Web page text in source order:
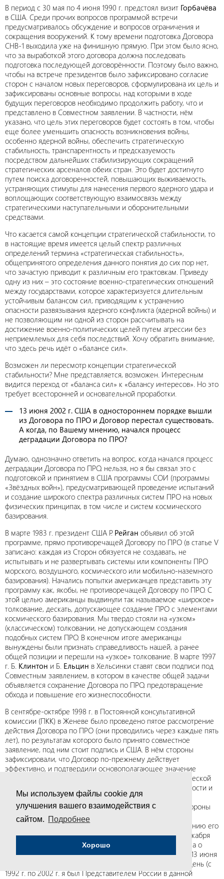
Мы используем файлы cookie для
улучшения вашего взаимодействия с
сайтом. Подробнее
Хорошо
В период с 30 мая по 4 июня 1990 г. предстоял визит Горбачёва
в США. Среди прочих вопросов программой встречи
предусматривалось обсуждение и вопросов ограничения и
сокращения вооружений. К тому времени подготовка Договора
СНВ-1 выходила уже на финишную прямую. При этом было ясно,
что за выработкой этого договора должна последовать
подготовка последующей договорённости. Поэтому было важно,
чтобы на встрече президентов было зафиксировано согласие
сторон с началом новых переговоров, сформулирована их цель и
зафиксированы основные вопросы, над которыми в ходе
будущих переговоров необходимо продолжить работу, что и
представлено в Совместном заявлении. В частности, нём
указано, что цель этих переговоров будет состоять в том, чтобы
еще более уменьшить опасность возникновения войны,
особенно ядерной войны, обеспечить стратегическую
стабильность, транспарентность и предсказуемость
посредством дальнейших стабилизирующих сокращений
стратегических арсеналов обеих стран. Это будет достигнуто
путем поиска договоренностей, повышающих выживаемость,
устраняющих стимулы для нанесения первого ядерного удара и
воплощающих соответствующую взаимосвязь между
стратегическими наступательными и оборонительными
средствами.
Что касается самой концепции стратегической стабильности, то
в настоящие время имеется целый спектр различных
определений термина «стратегическая стабильность»,
общепринятого определения данного понятия до сих пор нет,
что зачастую приводит к различным его трактовкам. Приведу
одну из них – это состояние военно-стратегических отношений
между государствами, которое характеризуется длительным
устойчивым балансом сил, приводящим к устранению
опасности развязывания ядерного конфликта (ядерной войны) и
не позволяющим ни одной из сторон рассчитывать на
достижение военно-политических целей путем агрессии без
неприемлемых для себя последствий. Хочу обратить внимание,
что здесь речь идёт о «балансе сил».
Возможен ли пересмотр концепции стратегической
стабильности? Мне представляется, возможен. Интересным
видится переход от «баланса сил» к «балансу интересов». Но это
требует всесторонней и основательной проработки.
13 июня 2002 г. США в одностороннем порядке вышли
из Договора по ПРО и Договор перестал существовать.
А когда, по Вашему мнению, начался процесс
деградации Договора по ПРО?
Думаю, однозначно ответить на вопрос, когда начался процесс
деградации Договора по ПРО, нельзя, но я бы связал это с
подготовкой и принятием в США программы СОИ (программы
«Звёздных войн»), предусматривающей проведение испытаний
и создание широкого спектра различных систем ПРО на новых
физических принципах, в том числе и систем космического
базирования.
В марте 1983 г. президент США Р. Рейган объявил об этой
программе, прямо противоречащей Договору по ПРО (в статье V
записано: каждая из Сторон обязуется не создавать, не
испытывать и не развертывать системы или компоненты ПРО
морского, воздушного, космического или мобильно-наземного
базирования). Начались попытки американцев представить эту
программу как, якобы, не противоречащей Договору по ПРО. С
этой целью американцы выдвинули так называемое «широкое»
толкование, дескать, допускающее создание ПРО с элементами
космического базирования. Мы твердо стояли на «узком»
(классическом) толковании, не допускающем создания
подобных систем ПРО. В конечном итоге американцы
вынуждены были признать справедливость нашей, а ранее
общей позиции и перешли на «узкое» толкование. В марте 1997
г. Б. Клинтон и Б. Ельцин в Хельсинки ставят свои подписи под
Совместным заявлением, в котором в качестве общей задачи
объявляется сохранение Договора по ПРО, предотвращение
обхода и повышение его жизнеспособности.
В сентябре-октябре 1998 г. в Постоянной консультативной
комиссии (ПКК) в Женеве было проведено пятое рассмотрение
действия Договора по ПРО (они проводились через каждые пять
лет), по результатам которого было принято совместное
заявление, под ним стоит подпись и США. В нём стороны
зафиксировали, что Договор по-прежнему действует
эффективно, и подтвердили основополагающее значение
Договора, являющегося краеугольным камнем стратегической
стабильности, для укрепления международной безопасности и
для содействия процессу дальнейших сокращений
стратегических наступательных вооружений и далее «стороны
подтвердили свою приверженность Договору по ПРО,
продолжению усилий по укреплению Договора, повышению его
жизнеспособности и эффективности в будущем». А 13 декабря
2001 г. американская сторона в ПКК официально объявила о
выходе США из Договора по ПРО, через шесть месяцев, 13 июня
2002 г., он перестал существовать. Хорошо помню этот день (с
1992 г. по 2002 г. я был Представителем России в данной